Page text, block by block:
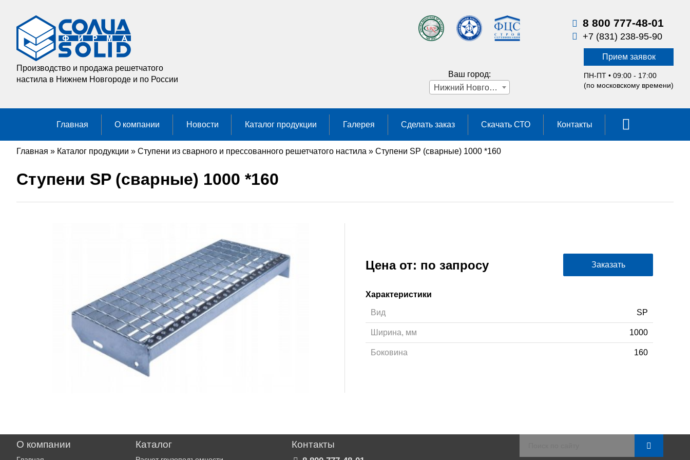
Производство и продажа решетчатого
настила в Нижнем Новгороде и по России
Ваш город:
Нижний Новгород
8 800 777-48-01
+7 (831) 238-95-90
Прием заявок
ПН-ПТ • 09:00 - 17:00
(по московскому времени)
Главная О компании Новости Каталог продукции Галерея Сделать заказ Скачать СТО Контакты
Главная » Каталог продукции » Ступени из сварного и прессованного решетчатого настила » Ступени SP (сварные) 1000 *160
Ступени SP (сварные) 1000 *160
Цена от: по запросу Заказать
Характеристики
Вид SP
Ширина, мм 1000
Боковина 160
О компании Каталог Контакты